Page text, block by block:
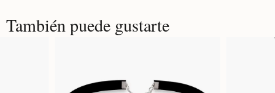
También puede gustarte